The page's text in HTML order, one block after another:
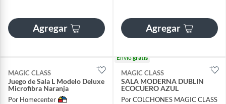
Agregar Agregar
MAGIC CLASS
Juego de Sala L Modelo Deluxe
Microfibra Naranja
Por Homecenter
Envíogratis
MAGIC CLASS
SALA MODERNA DUBLIN
ECOCUERO AZUL
Por COLCHONES MAGIC CLASS